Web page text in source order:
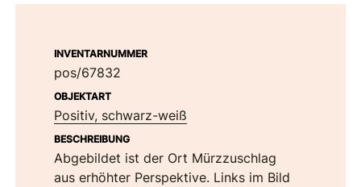
INVENTARNUMMER
pos/67832
OBJEKTART
Positiv, schwarz-weiß
BESCHREIBUNG
Abgebildet ist der Ort Mürzzuschlag
aus erhöhter Perspektive. Links im Bild